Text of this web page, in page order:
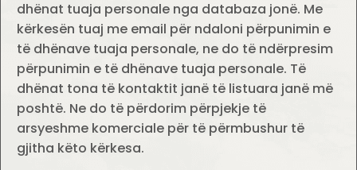
dhënat tuaja personale nga databaza jonë. Me
kërkesën tuaj me email për ndaloni përpunimin e
të dhënave tuaja personale, ne do të ndërpresim
përpunimin e të dhënave tuaja personale. Të
dhënat tona të kontaktit janë të listuara janë më
poshtë. Ne do të përdorim përpjekje të
arsyeshme komerciale për të përmbushur të
gjitha këto kërkesa.